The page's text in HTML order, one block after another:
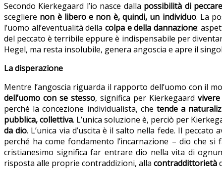
Secondo Kierkegaard l’io nasce dalla possibilità di peccare
scegliere non è libero e non è, quindi, un individuo. La
l’uomo all’eventualità della colpa e della dannazione:
del peccato è terribile eppure è indispensabile per
Hegel, ma resta insolubile, genera angoscia e apre il
La disperazione
Mentre l’angoscia riguarda il rapporto dell’uomo con il
dell’uomo con se stesso, significa per Kierkegaard
perché la concezione individualista, chetende a
pubblica, collettiva. L’unica soluzione è, perciò per
da dio. L’unica via d’uscita è il salto nella fede. Il peccato
perché ha come fondamento l’incarnazione – dio che
cristianesimo significa far entrare dio nella vita di
risposta alle proprie contraddizioni, alla contraddittorietà